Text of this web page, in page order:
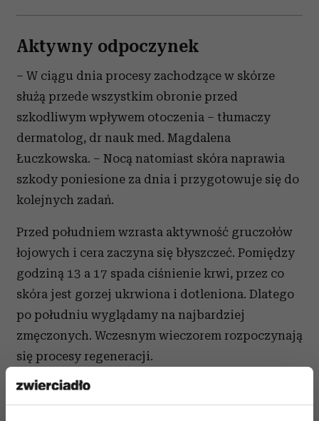
Aktywny odpoczynek
– W ciągu dnia procesy zachodzące w skórze
służą przede wszystkim obronie przed
szkodliwym wpływem otoczenia – tłumaczy
dermatolog, dr nauk med. Magdalena
Łuczkowska. – Nocą natomiast skóra naprawia
szkody poniesione za dnia i przygotowuje się do
kolejnych zadań.
Przed południem wzrasta aktywność gruczołów
łojowych i cera zaczyna się błyszczeć. Pomiędzy
godziną 13 a 17 spada ciśnienie krwi, przez co
skóra jest gorzej ukrwiona i dotleniona. Dlatego
po południu wyglądamy na najbardziej
zmęczonych. Wczesnym wieczorem rozpoczynają
się procesy regeneracji.
– Nocna odbudowa skóry polega przede
wszystkim na zwiększeniu podziałów komórek